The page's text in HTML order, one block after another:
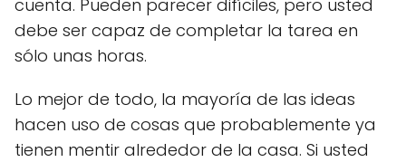
cuenta. Pueden parecer difíciles, pero usted
debe ser capaz de completar la tarea en
sólo unas horas.
Lo mejor de todo, la mayoría de las ideas
hacen uso de cosas que probablemente ya
tienen mentir alrededor de la casa. Si usted